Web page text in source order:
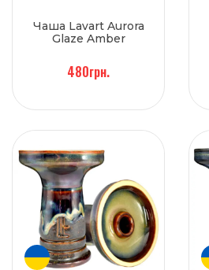
Чаша Lavart Aurora
Glaze Amber
480грн.